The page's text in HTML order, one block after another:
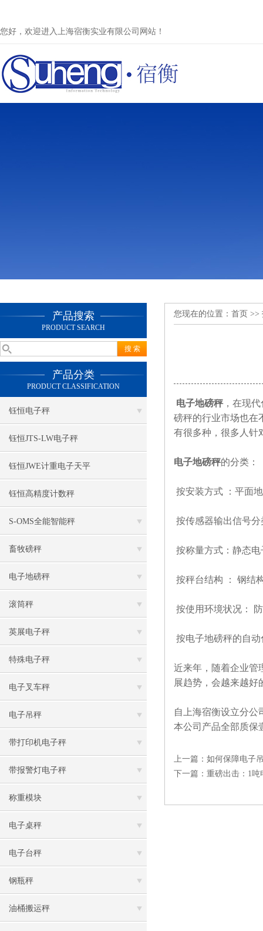
您好，欢迎进入上海宿衡实业有限公司网站！
产品搜索
PRODUCT SEARCH
产品分类
PRODUCT CLASSIFICATION
钰恒电子秤
钰恒JTS-LW电子秤
钰恒JWE计重电子天平
钰恒高精度计数秤
S-OMS全能智能秤
畜牧磅秤
电子地磅秤
滚筒秤
英展电子秤
特殊电子秤
电子叉车秤
电子吊秤
带打印机电子秤
带报警灯电子秤
称重模块
电子桌秤
电子台秤
钢瓶秤
油桶搬运秤
您现在的位置： 首页 >>
电子地磅秤，在现
磅秤的行业市场也在
有很多种，很多人针
电子地磅秤的分类：
按安装方式 ：平面
按传感器输出信号
按称量方式：静态
按秤台结构 ： 钢结
按使用环境状况：
按电子地磅秤的自
近来年，随着企业管
展趋势，会越来越好
自上海宿衡设立分公
本公司产品全部质保
上一篇： 如何保障电子
下一篇： 重磅出击：1吨